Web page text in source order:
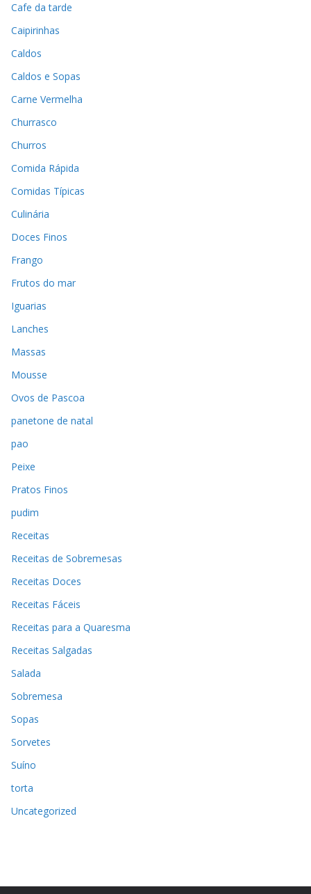
Cafe da tarde
Caipirinhas
Caldos
Caldos e Sopas
Carne Vermelha
Churrasco
Churros
Comida Rápida
Comidas Típicas
Culinária
Doces Finos
Frango
Frutos do mar
Iguarias
Lanches
Massas
Mousse
Ovos de Pascoa
panetone de natal
pao
Peixe
Pratos Finos
pudim
Receitas
Receitas de Sobremesas
Receitas Doces
Receitas Fáceis
Receitas para a Quaresma
Receitas Salgadas
Salada
Sobremesa
Sopas
Sorvetes
Suíno
torta
Uncategorized